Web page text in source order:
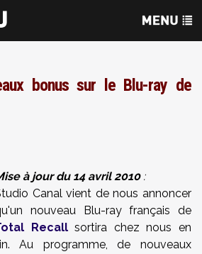
bonus sur le Blu-ray de
à jour du 14 avril 2010 :
Canal vient de nous annoncer
nouveau Blu-ray français de
Recallsortira chez nous en
Au programme, de nouveaux